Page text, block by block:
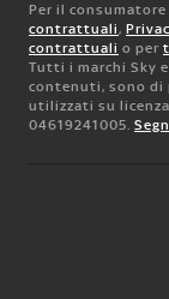
Per il
contrattuali,
contrattuali o per
Tutti i marchi Sky
contenuti, sono di
utilizzati su
04619241005.